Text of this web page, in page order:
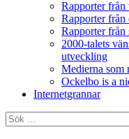
Rapporter från
Rapporter från
Rapporter från
2000-talets
utveckling
Medierna som
Ockelbo is a
Internetgrannar
Sök
efter: